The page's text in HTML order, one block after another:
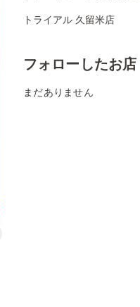
トライアル 久留米店
フォローしたお店
まだありません